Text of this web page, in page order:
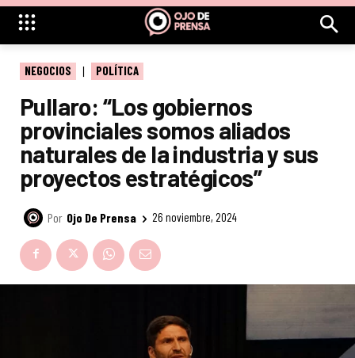
NEGOCIOS POLÍTICA
Pullaro: “Los gobiernos
provinciales somos aliados
naturales de la industria y sus
proyectos estratégicos”
Por Ojo De Prensa 26 noviembre, 2024